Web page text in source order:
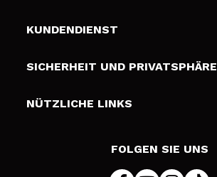
Über uns
Geschenkkarten
KUNDENDIENST
Liefer- und Versandkosten
Zahlung
SICHERHEIT UND PRIVATSPHÄRE
Bedingungen und Datenschutz
NÜTZLICHE LINKS
FOLGEN SIE UNS